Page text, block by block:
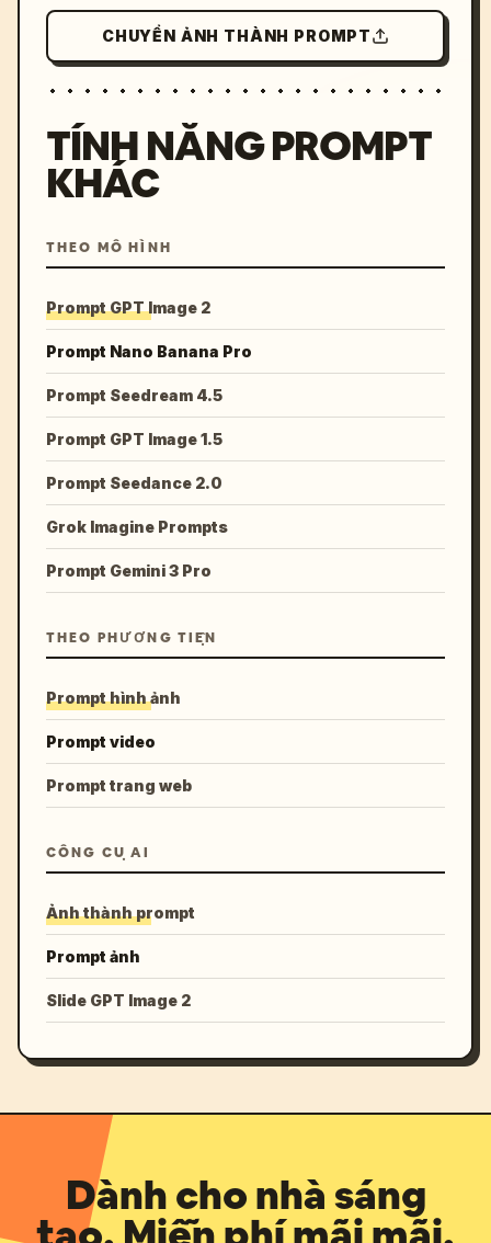
CHUYỂN ẢNH THÀNH PROMPT
TÍNH NĂNG PROMPT
KHÁC
THEO MÔ HÌNH
Prompt GPT Image 2
Prompt Nano Banana Pro
Prompt Seedream 4.5
Prompt GPT Image 1.5
Prompt Seedance 2.0
Grok Imagine Prompts
Prompt Gemini 3 Pro
THEO PHƯƠNG TIỆN
Prompt hình ảnh
Prompt video
Prompt trang web
CÔNG CỤ AI
Ảnh thành prompt
Prompt ảnh
Slide GPT Image 2
Dành cho nhà sáng